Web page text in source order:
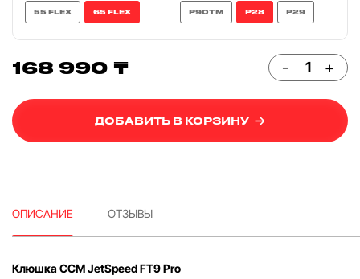
55 FLEX 65 FLEX P90TM P28 P29
168 990 ₸ - +
ДОБАВИТЬ В КОРЗИНУ
ОПИСАНИЕ ОТЗЫВЫ
Клюшка CCM JetSpeed FT9 Pro